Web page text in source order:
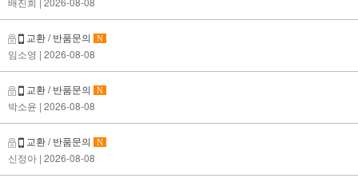
교환 / 반품문의 N
임소영 | 2026-08-08
교환 / 반품문의 N
박소윤 | 2026-08-08
교환 / 반품문의 N
신정아 | 2026-08-08